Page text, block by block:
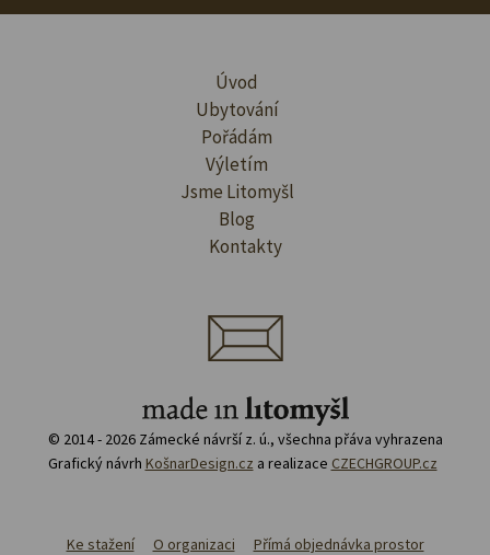
Úvod
Ubytování
Pořádám
Výletím
Jsme Litomyšl
Blog
Kontakty
© 2014 - 2026 Zámecké návrší z. ú., všechna přáva vyhrazena
Grafický návrh KošnarDesign.cz a realizace CZECHGROUP.cz
Ke stažení O organizaci Přímá objednávka prostor